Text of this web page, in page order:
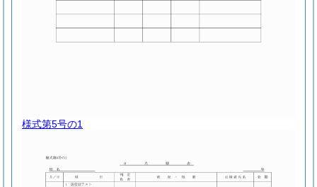
様式第5号の1